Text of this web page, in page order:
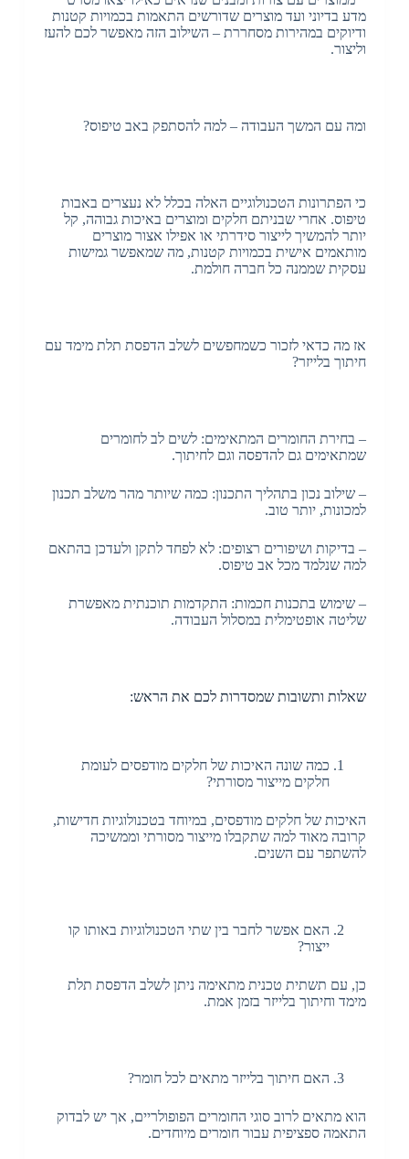
מדע בדיוני ועד מוצרים שדורשים התאמות בכמויות קטנות
ודיוקים במהירות מסחררת – השילוב הזה מאפשר לכם להעז
וליצור.
ומה עם המשך העבודה – למה להסתפק באב טיפוס?
כי הפתרונות הטכנולוגיים האלה בכלל לא נעצרים באבות
טיפוס. אחרי שבניתם חלקים ומוצרים באיכות גבוהה, קל
יותר להמשיך לייצור סידרתי או אפילו אצור מוצרים
מותאמים אישית בכמויות קטנות, מה שמאפשר גמישות
עסקית שממנה כל חברה חולמת.
אז מה כדאי לזכור כשמחפשים לשלב הדפסת תלת מימד עם
חיתוך בלייזר?
– בחירת החומרים המתאימים: לשים לב לחומרים
שמתאימים גם להדפסה וגם לחיתוך.
– שילוב נכון בתהליך התכנון: כמה שיותר מהר משלב תכנון
למכונות, יותר טוב.
– בדיקות ושיפורים רצופים: לא לפחד לתקן ולעדכן בהתאם
למה שנלמד מכל אב טיפוס.
– שימוש בתכנות חכמות: התקדמות תוכנתית מאפשרת
שליטה אופטימלית במסלול העבודה.
שאלות ותשובות שמסדרות לכם את הראש:
כמה שונה האיכות של חלקים מודפסים לעומת
חלקים מייצור מסורתי?
האיכות של חלקים מודפסים, במיוחד בטכנולוגיות חדישות,
קרובה מאוד למה שתקבלו מייצור מסורתי וממשיכה
להשתפר עם השנים.
האם אפשר לחבר בין שתי הטכנולוגיות באותו קו
ייצור?
כן, עם תשתית טכנית מתאימה ניתן לשלב הדפסת תלת
מימד וחיתוך בלייזר בזמן אמת.
האם חיתוך בלייזר מתאים לכל חומר?
הוא מתאים לרוב סוגי החומרים הפופולריים, אך יש לבדוק
התאמה ספציפית עבור חומרים מיוחדים.